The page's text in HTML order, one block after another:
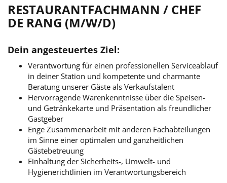
RESTAURANTFACHMANN / CHEF
DE RANG (M/W/D)
Dein angesteuertes Ziel:
Verantwortung für einen professionellen Serviceablauf
in deiner Station und kompetente und charmante
Beratung unserer Gäste als Verkaufstalent
Hervorragende Warenkenntnisse über die Speisen-
und Getränkekarte und Präsentation als freundlicher
Gastgeber
Enge Zusammenarbeit mit anderen Fachabteilungen
im Sinne einer optimalen und ganzheitlichen
Gästebetreuung
Einhaltung der Sicherheits-, Umwelt- und
Hygienerichtlinien im Verantwortungsbereich